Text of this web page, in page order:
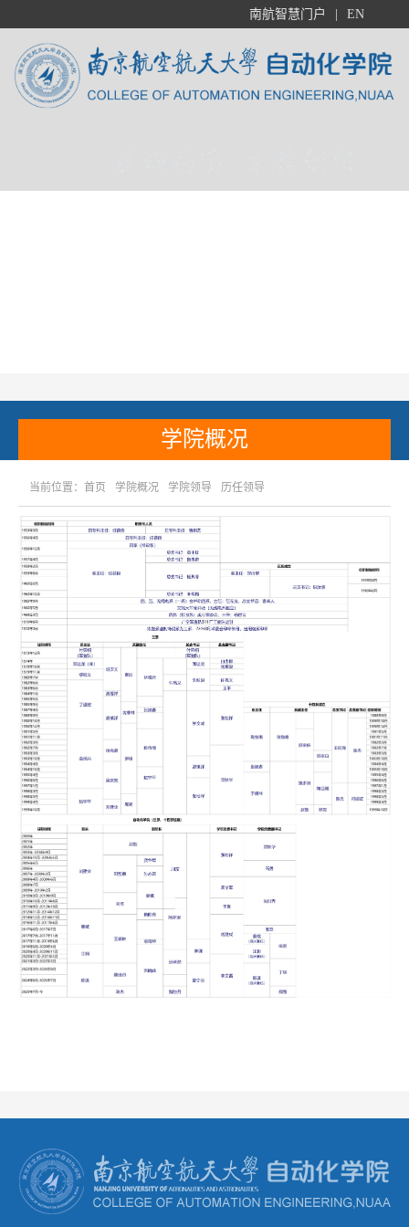
南航智慧门户 EN
学院概况
当前位置： 首页 学院概况 学院领导 历任领导